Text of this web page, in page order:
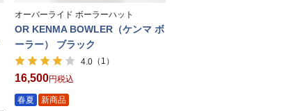
オーバーライド ボーラーハット
OR KENMA BOWLER（ケンマ ボ
ーラー） ブラック
4.0（1）
16,500 税込
春夏 新商品